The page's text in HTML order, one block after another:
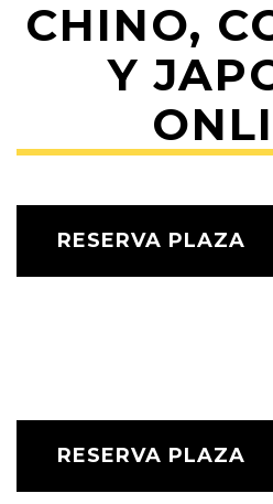
CHINO,
Y
RESERVA PLAZA
RESERVA PLAZA